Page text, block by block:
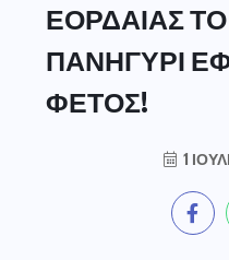
ΕΟΡΔΑΙΑΣ
ΠΑΝΗΓΥΡΙ
ΦΕΤΟΣ!
1